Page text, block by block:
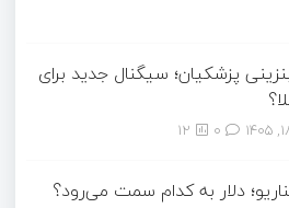
پزشکیان؛ سیگنال جدید برای
12
دلار به کدام سمت می‌رود؟